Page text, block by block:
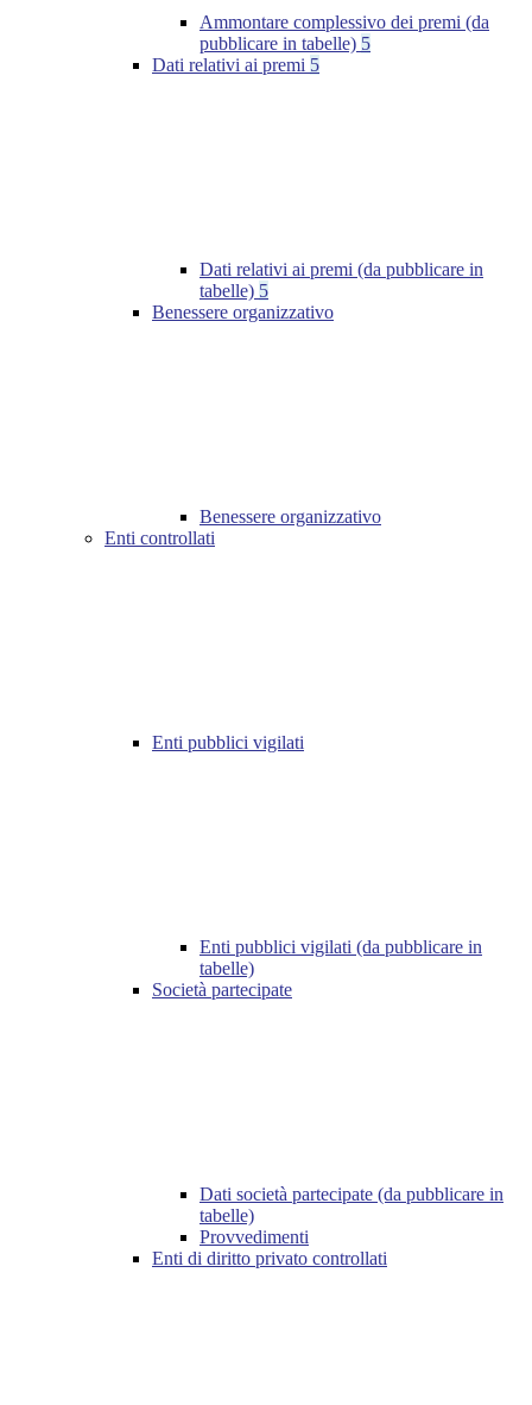
Ammontare complessivo dei premi (da
pubblicare in tabelle) 5
Dati relativi ai premi 5
Dati relativi ai premi (da pubblicare in
tabelle) 5
Benessere organizzativo
Benessere organizzativo
Enti controllati
Enti pubblici vigilati
Enti pubblici vigilati (da pubblicare in
tabelle)
Società partecipate
Dati società partecipate (da pubblicare in
tabelle)
Provvedimenti
Enti di diritto privato controllati